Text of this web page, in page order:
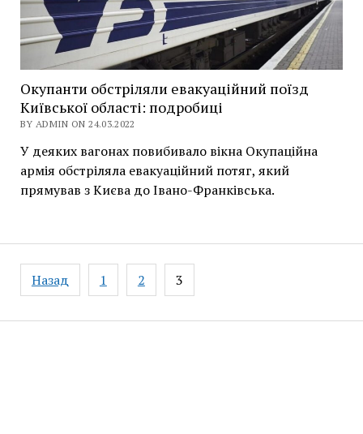
Окупанти обстріляли евакуаційний поїзд
Київської області: подробиці
BY ADMIN ON 24.03.2022
У деяких вагонах повибивало вікна Окупаційна
армія обстріляла евакуаційний потяг, який
прямував з Києва до Івано-Франківська.
Навігація
записів
Назад 1 2 3